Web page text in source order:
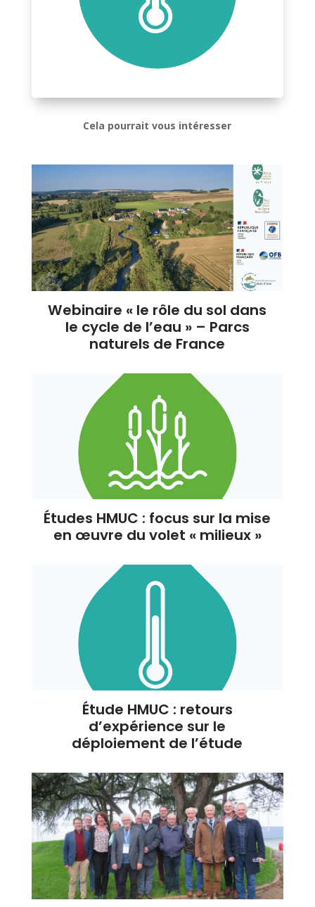
Cela pourrait vous intéresser
Webinaire « le rôle du sol dans
le cycle de l’eau » – Parcs
naturels de France
Études HMUC : focus sur la mise
en œuvre du volet « milieux »
Étude HMUC : retours
d’expérience sur le
déploiement de l’étude